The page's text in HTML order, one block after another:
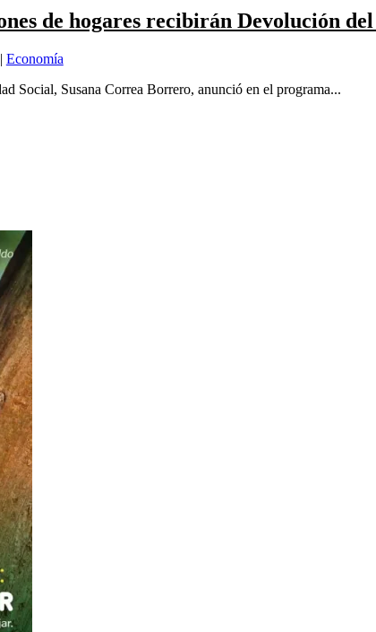
de hogares recibirán Devolución
| Economía
Social, Susana Correa Borrero, anunció en el programa...